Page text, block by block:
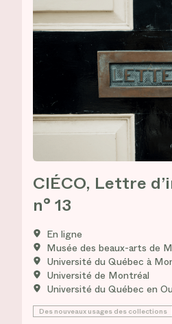
CIÉCO, Lettre
n° 13
En ligne
Musée des beaux-arts de
Université du Québec à
Université de Montréal
Université du Québec en
Des nouveaux usages des collections